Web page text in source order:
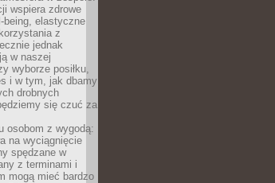
wspiera zdrowe
being, elastyczne
z
jednak
w naszej
wyborze posiłku,
i w tym, jak dbamy
drobnych
się czuć za
osobom z wygodą:
na wyciągnięcie
spędzane w
z terminami i
mogą mieć bardzo